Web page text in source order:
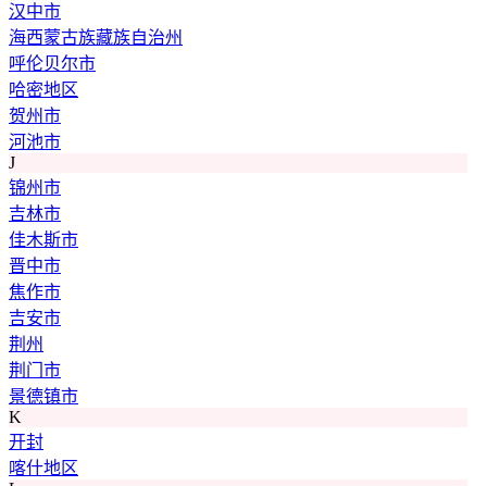
汉中市
海西蒙古族藏族自治州
呼伦贝尔市
哈密地区
贺州市
河池市
J
锦州市
吉林市
佳木斯市
晋中市
焦作市
吉安市
荆州
荆门市
景德镇市
K
开封
喀什地区